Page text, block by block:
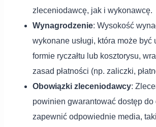
zleceniodawcę, jak i wykonawcę.
Wynagrodzenie: Wysokość
wykonane usługi, która może być
formie ryczałtu lub kosztorysu,
zasad płatności (np. zaliczki,
Obowiązki zleceniodawcy:
powinien gwarantować dostęp do
zapewnić odpowiednie media,